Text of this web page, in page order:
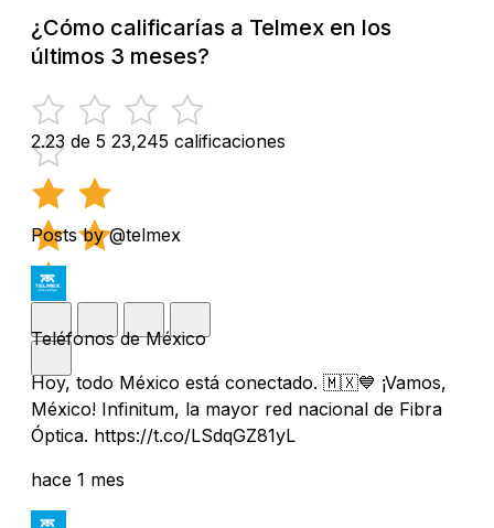
¿Cómo calificarías a Telmex en los
últimos 3 meses?
2.23 de 5 23,245 calificaciones
Posts by @telmex
Teléfonos de México
Hoy, todo México está conectado. 🇲🇽💙 ¡Vamos,
México! Infinitum, la mayor red nacional de Fibra
Óptica. https://t.co/LSdqGZ81yL
hace 1 mes